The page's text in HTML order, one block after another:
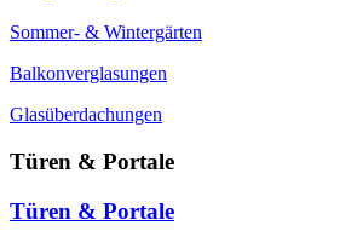
Sommer- & Wintergärten
Balkonverglasungen
Glasüberdachungen
Türen & Portale
Türen & Portale